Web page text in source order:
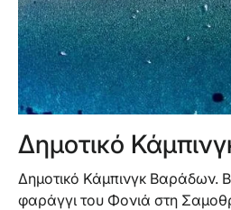
Δημοτικό
Δημοτικό Κάμπινγκ Βαράδων.
φαράγγι του Φονιά στη